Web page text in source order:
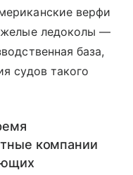
верфи
ледоколы —
база,
судов такого
компании